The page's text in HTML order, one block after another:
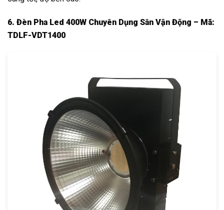
6. Đèn Pha Led 400W Chuyên Dụng Sân Vận Động – Mã:
TDLF-VDT1400